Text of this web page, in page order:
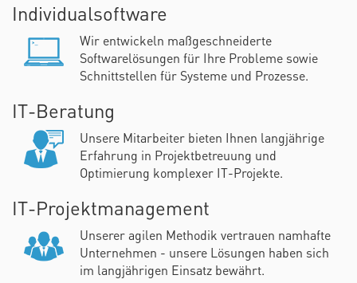
Individualsoftware
Wir entwickeln maßgeschneiderte
Softwarelösungen für Ihre Probleme sowie
Schnittstellen für Systeme und Prozesse.
IT-Beratung
Unsere Mitarbeiter bieten Ihnen langjährige
Erfahrung in Projektbetreuung und
Optimierung komplexer IT-Projekte.
IT-Projektmanagement
Unserer agilen Methodik vertrauen namhafte
Unternehmen - unsere Lösungen haben sich
im langjährigen Einsatz bewährt.